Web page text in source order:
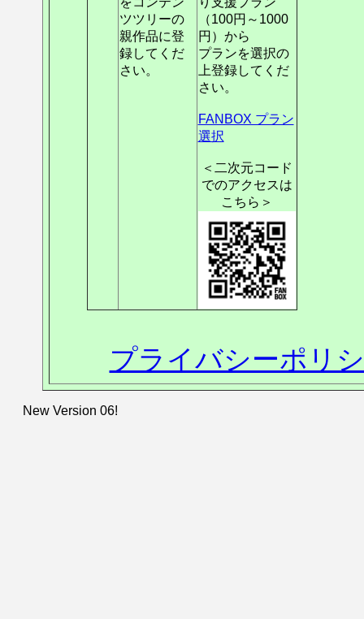
ツツリーの
親作品に登
録してくだ
さい。
（100円～1000
円）から
プランを選択の
上登録してくだ
さい。
FANBOX プラン
選択
＜二次元コード
でのアクセスは
こちら＞
プライバシーポリ
New Version 06!